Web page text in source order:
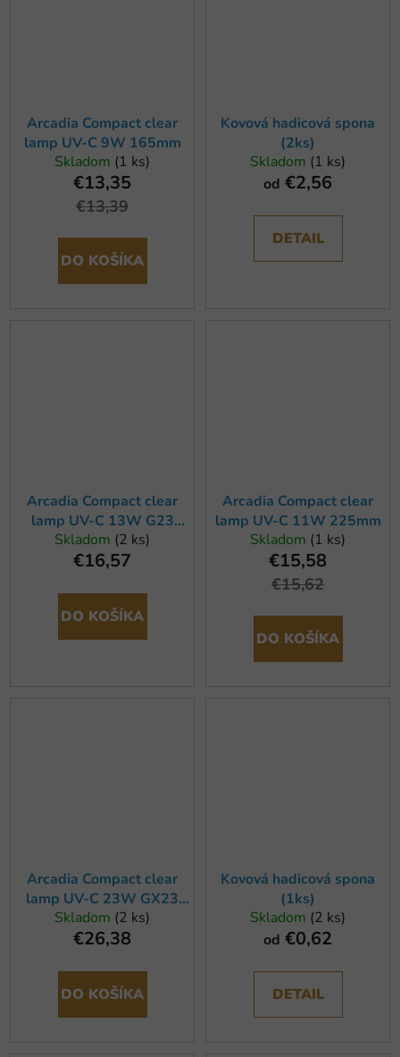
Arcadia Compact clear
lamp UV-C 9W 165mm
Skladom (1 ks)
€13,35
€13,39
DO KOŠÍKA
Kovová hadicová spona
(2ks)
Skladom (1 ks)
od €2,56
DETAIL
Arcadia Compact clear
lamp UV-C 13W G23
177mm
Skladom (2 ks)
€16,57
DO KOŠÍKA
Arcadia Compact clear
lamp UV-C 11W 225mm
Skladom (1 ks)
€15,58
€15,62
DO KOŠÍKA
Arcadia Compact clear
lamp UV-C 23W GX23
177mm
Skladom (2 ks)
€26,38
DO KOŠÍKA
Kovová hadicová spona
(1ks)
Skladom (2 ks)
od €0,62
DETAIL